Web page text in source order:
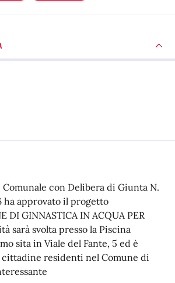
Comunale con Delibera di Giunta N.
ha approvato il progetto
DI GINNASTICA IN ACQUA PER
sarà svolta presso la Piscina
sita in Viale del Fante, 5 ed è
residenti nel Comune di